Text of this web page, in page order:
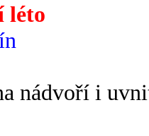
léto
nádvoří i